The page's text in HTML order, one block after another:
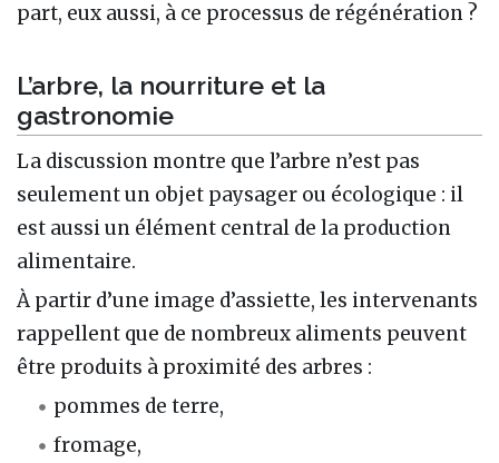
part, eux aussi, à ce processus de régénération ?
L’arbre, la nourriture et la
gastronomie
La discussion montre que l’arbre n’est pas
seulement un objet paysager ou écologique : il
est aussi un élément central de la production
alimentaire.
À partir d’une image d’assiette, les intervenants
rappellent que de nombreux aliments peuvent
être produits à proximité des arbres :
pommes de terre,
fromage,